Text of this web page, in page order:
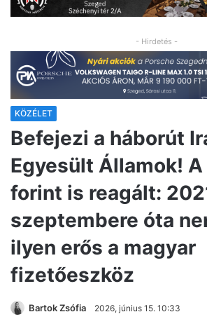
- Hirdetés -
KÖZÉLET
Befejezi a háborút
Egyesült Államok! A
forint is reagált:
szeptembere óta
ilyen erős a magyar
fizetőeszköz
Bartok Zsófia 2026, június 15. 10:33